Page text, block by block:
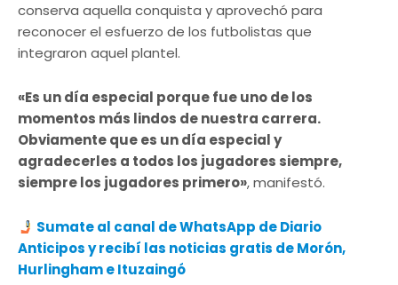
conserva aquella conquista y aprovechó para
reconocer el esfuerzo de los futbolistas que
integraron aquel plantel.
«Es un día especial porque fue uno de los
momentos más lindos de nuestra carrera.
Obviamente que es un día especial y
agradecerles a todos los jugadores siempre,
siempre los jugadores primero», manifestó.
Sumate al canal de WhatsApp de Diario
Anticipos y recibí las noticias gratis de Morón,
Hurlingham e Ituzaingó